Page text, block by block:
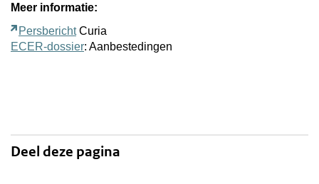
Meer informatie:
PersberichtCuria
ECER-dossier: Aanbestedingen
Deel deze pagina